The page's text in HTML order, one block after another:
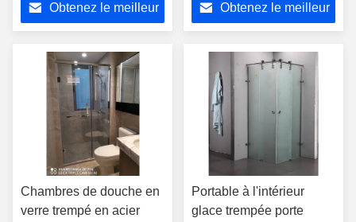
Obtenez le meilleur
Obtenez le meilleur
Chambres de douche en
verre trempé en acier
Portable à l'intérieur
glace trempée porte